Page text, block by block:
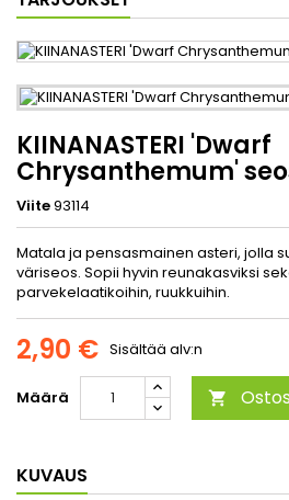
KIINANASTERI 'Dwarf
Chrysanthemum'
Viite93114
Matala ja pensasmainen asteri, jolla
väriseos. Sopii hyvin reunakasviksi
parvekelaatikoihin, ruukkuihin.
2,90 € Sisältää alv:n
Määrä 
KUVAUS